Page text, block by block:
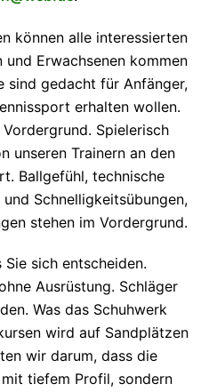
können alle interessierten
und Erwachsenen kommen
sind gedacht für Anfänger,
erhalten wollen.
Spielerisch
unseren Trainern an den
Ballgefühl, technische
Schnelligkeitsübungen,
stehen im Vordergrund.
sich entscheiden.
Ausrüstung. Schläger
Was das Schuhwerk
wird auf Sandplätzen
wir darum, dass die
tiefem Profil, sondern